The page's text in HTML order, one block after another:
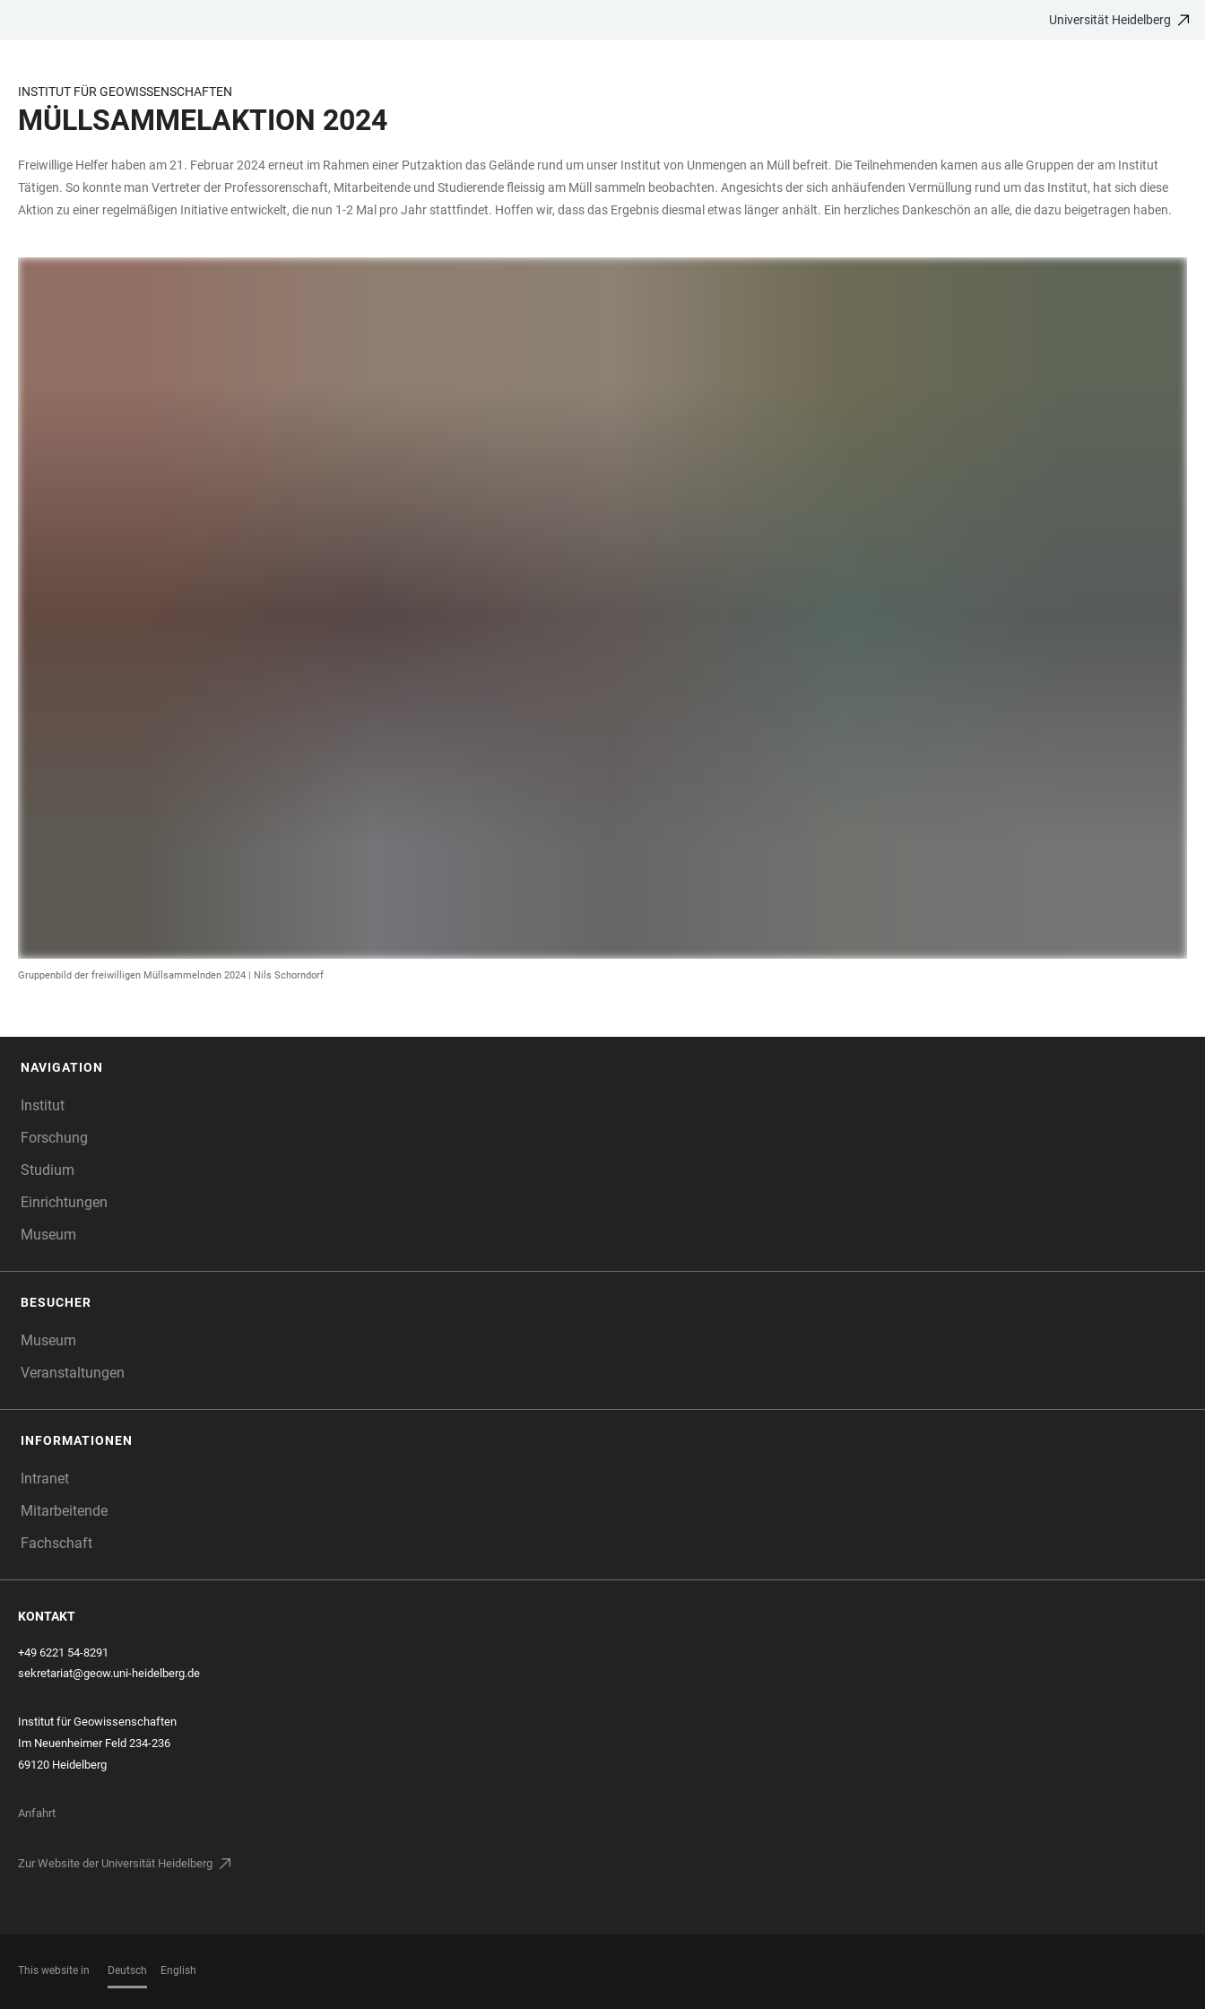
BARRIEREFREIHEIT
Universität Heidelberg
INSTITUT FÜR GEOWISSENSCHAFTEN
MÜLLSAMMELAKTION 2024
Freiwillige Helfer haben am 21. Februar 2024 erneut im Rahmen einer Putzaktion das Gelände rund um unser Institut von Unmengen an Müll befreit. Die Teilnehmenden kamen aus alle Gruppen der am Institut
Tätigen. So konnte man Vertreter der Professorenschaft, Mitarbeitende und Studierende fleissig am Müll sammeln beobachten. Angesichts der sich anhäufenden Vermüllung rund um das Institut, hat sich diese
Aktion zu einer regelmäßigen Initiative entwickelt, die nun 1-2 Mal pro Jahr stattfindet. Hoffen wir, dass das Ergebnis diesmal etwas länger anhält. Ein herzliches Dankeschön an alle, die dazu beigetragen haben.
Gruppenbild der freiwilligen Müllsammelnden 2024 | Nils Schorndorf
NAVIGATION
Institut
Forschung
Studium
Einrichtungen
Museum
BESUCHER
Museum
Veranstaltungen
INFORMATIONEN
Intranet
Mitarbeitende
Fachschaft
KONTAKT
+49 6221 54-8291
sekretariat@geow.uni-heidelberg.de
Institut für Geowissenschaften
Im Neuenheimer Feld 234-236
69120 Heidelberg
Anfahrt
Zur Website der Universität Heidelberg
This website in Deutsch English